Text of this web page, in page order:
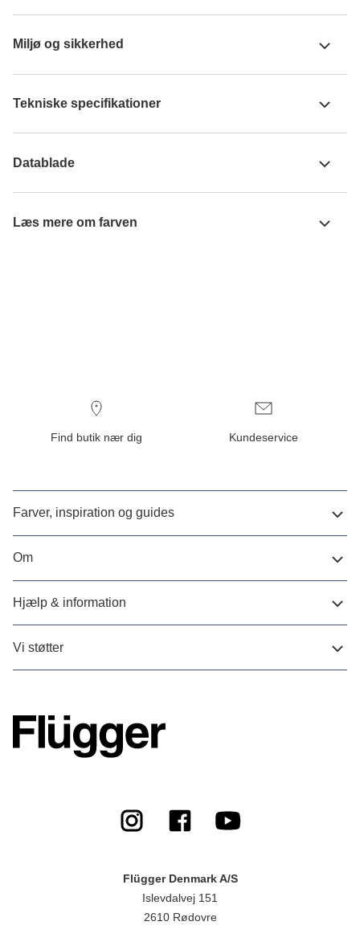
Miljø og sikkerhed
Tekniske specifikationer
Datablade
Læs mere om farven
Find butik nær dig Kundeservice
Farver, inspiration og guides
Om
Hjælp & information
Vi støtter
Flügger Denmark A/S
Islevdalvej 151
2610 Rødovre